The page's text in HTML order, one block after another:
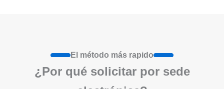
El método más rapido
¿Por qué solicitar por sede